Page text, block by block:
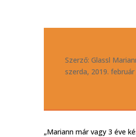
Szerző: Glassl
szerda, 2019. február
„Mariann már vagy 3 éve